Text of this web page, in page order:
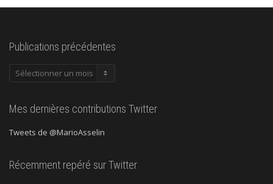
Publications précédentes
Publications
Mes dernières contributions Twitter
Tweets de @MarioAsselin
Récemment repéré sur Twitter